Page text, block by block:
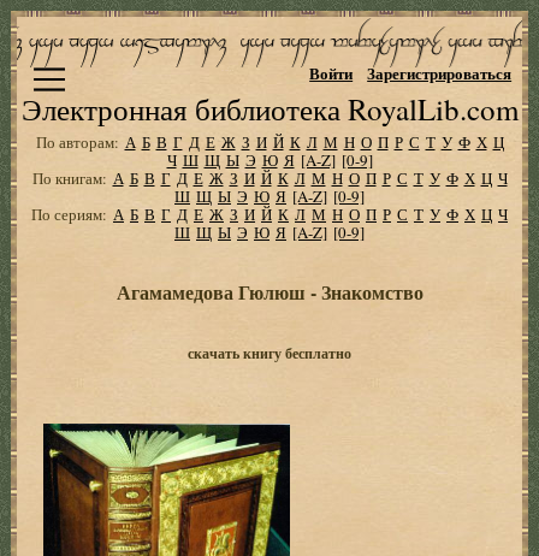
Электронная библиотека RoyalLib.com
Войти Зарегистрироваться
По авторам: А Б В Г Д Е Ж З И Й К Л М Н О П Р С Т У Ф Х Ц
Ч Ш Щ Ы Э Ю Я [A-Z] [0-9]
По книгам: А Б В Г Д Е Ж З И Й К Л М Н О П Р С Т У Ф Х Ц Ч
Ш Щ Ы Э Ю Я [A-Z] [0-9]
По сериям: А Б В Г Д Е Ж З И Й К Л М Н О П Р С Т У Ф Х Ц Ч
Ш Щ Ы Э Ю Я [A-Z] [0-9]
Агамамедова Гюлюш - Знакомство
скачать книгу бесплатно